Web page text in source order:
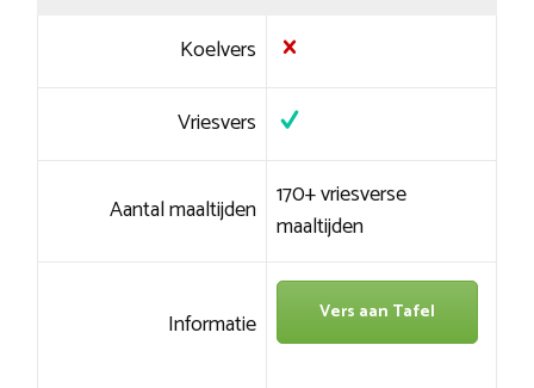
Koelvers
Vriesvers
Aantal maaltijden 170+ vriesverse
maaltijden
Informatie Vers aan Tafel